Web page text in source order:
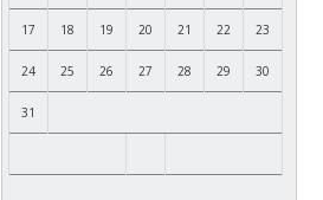
17 18 19 20 21 22 23
24 25 26 27 28 29 30
31